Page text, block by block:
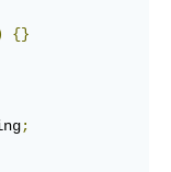
{}
;